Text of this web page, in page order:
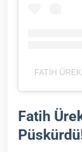
FATİH
Fatih